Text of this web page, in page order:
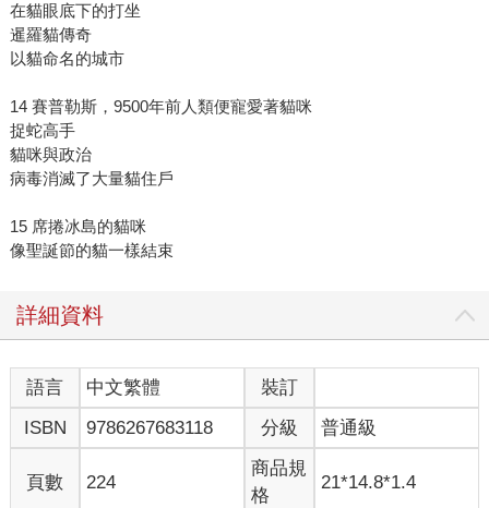
在貓眼底下的打坐
暹羅貓傳奇
以貓命名的城市
14 賽普勒斯，9500年前人類便寵愛著貓咪
捉蛇高手
貓咪與政治
病毒消滅了大量貓住戶
15 席捲冰島的貓咪
像聖誕節的貓一樣結束
詳細資料
語言 中文繁體
裝訂
ISBN
9786267683118 分級 普通級
頁數 224
商品規
格
21*14.8*1.4